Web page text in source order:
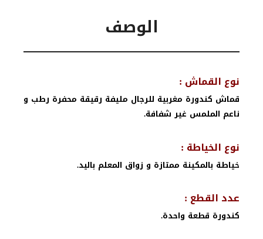
الوصف
نوع القماش :
قماش كندورة مغربية للرجال مليفة رقيقة محفرة رطب و
ناعم الملمس غير شفافة.
نوع الخياطة :
خياطة بالمكينة ممتازة و زواق المعلم باليد.
عدد القطع :
كندورة قطعة واحدة.